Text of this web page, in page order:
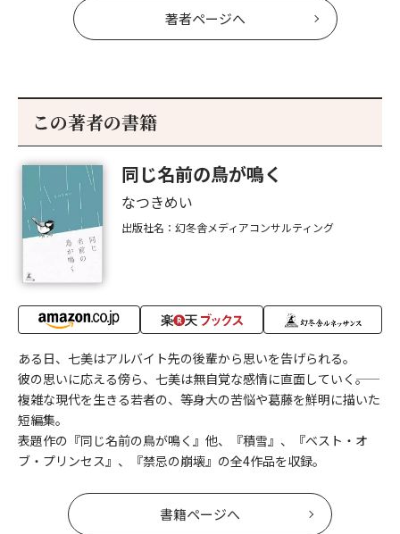
著者ページへ
この著者の書籍
同じ名前の鳥が鳴く
なつきめい
出版社名：幻冬舎メディアコンサルティング
ある日、七美はアルバイト先の後輩から思いを告げられる。
彼の思いに応える傍ら、七美は無自覚な感情に直面していく――。
複雑な現代を生きる若者の、等身大の苦悩や葛藤を鮮明に描いた
短編集。
表題作の『同じ名前の鳥が鳴く』他、『積雪』、『ベスト・オ
ブ・プリンセス』、『禁忌の崩壊』の全4作品を収録。
書籍ページへ